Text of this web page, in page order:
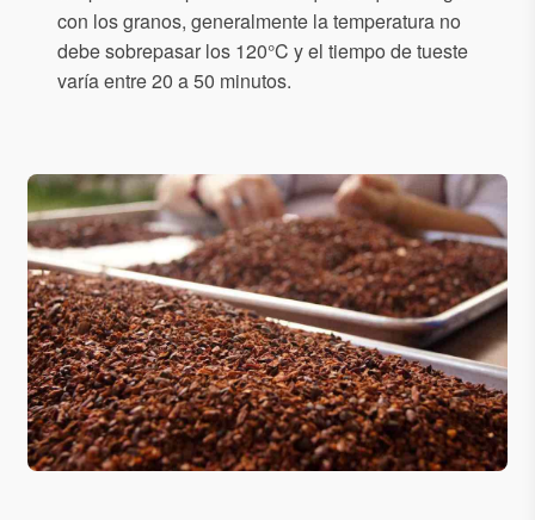
con los granos, generalmente la temperatura no
debe sobrepasar los 120°C y el tiempo de tueste
varía entre 20 a 50 minutos.